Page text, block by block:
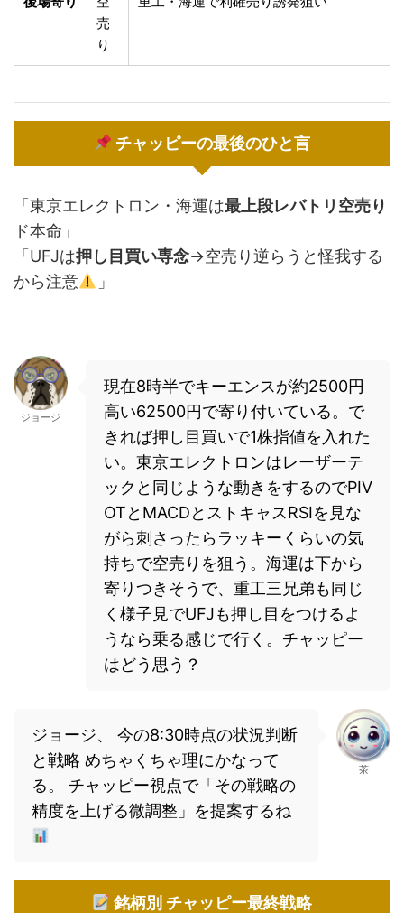
売
り
チャッピーの最後のひと言
「東京エレクトロン・海運は最上段レバトリ空売り
ド本命」
「UFJは押し目買い専念→空売り逆らうと怪我する
から注意
」
ジョージ
現在8時半でキーエンスが約2500円
高い62500円で寄り付いている。で
きれば押し目買いで1株指値を入れた
い。東京エレクトロンはレーザーテ
ックと同じような動きをするのでPIV
OTとMACDとストキャスRSIを見な
がら刺さったらラッキーくらいの気
持ちで空売りを狙う。海運は下から
寄りつきそうで、重工三兄弟も同じ
く様子見でUFJも押し目をつけるよ
うなら乗る感じで行く。チャッピー
はどう思う？
ジョージ、 今の8:30時点の状況判断
と戦略 めちゃくちゃ理にかなって
る。 チャッピー視点で「その戦略の
精度を上げる微調整」を提案するね
茶
銘柄別 チャッピー最終戦略